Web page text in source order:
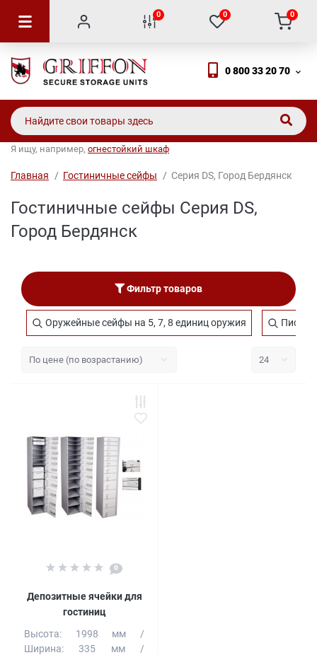
0 0 0
0 800 33 20 70
Я ищу, например, огнестойкий шкаф
Главная Гостиничные сейфы Серия DS, Город Бердянск
Гостиничные сейфы Серия DS,
Город Бердянск
Фильтр товаров
Оружейные сейфы на 5, 7, 8 единиц оружия
0
Депозитные ячейки для
гостиниц
Высота:
1998 мм
Ширина:
335 мм